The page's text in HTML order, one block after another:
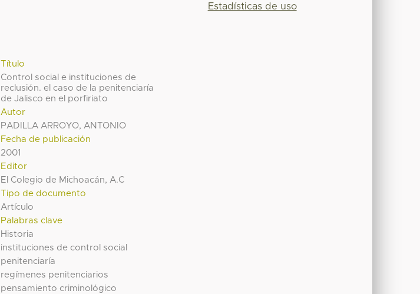
Título
Control social e instituciones de
reclusión. el caso de la penitenciaría
de Jalisco en el porfiriato
Autor
PADILLA ARROYO, ANTONIO
Fecha de publicación
2001
Editor
El Colegio de Michoacán, A.C
Tipo de documento
Artículo
Palabras clave
Historia
instituciones de control social
penitenciaría
regímenes penitenciarios
pensamiento criminológico
Estadísticas de uso